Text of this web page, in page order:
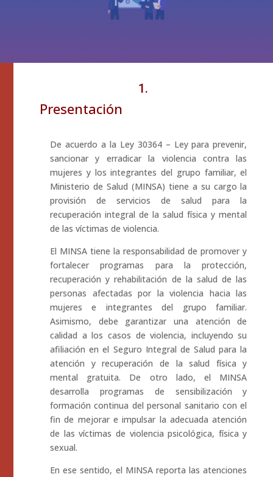
1.
Presentación
De acuerdo a la Ley 30364 – Ley para prevenir,
sancionar y erradicar la violencia contra las
mujeres y los integrantes del grupo familiar, el
Ministerio de Salud (MINSA) tiene a su cargo la
provisión de servicios de salud para la
recuperación integral de la salud física y mental
de las víctimas de violencia.
El MINSA tiene la responsabilidad de promover y
fortalecer programas para la protección,
recuperación y rehabilitación de la salud de las
personas afectadas por la violencia hacia las
mujeres e integrantes del grupo familiar.
Asimismo, debe garantizar una atención de
calidad a los casos de violencia, incluyendo su
afiliación en el Seguro Integral de Salud para la
atención y recuperación de la salud física y
mental gratuita. De otro lado, el MINSA
desarrolla programas de sensibilización y
formación continua del personal sanitario con el
fin de mejorar e impulsar la adecuada atención
de las víctimas de violencia psicológica, física y
sexual.
En ese sentido, el MINSA reporta las atenciones